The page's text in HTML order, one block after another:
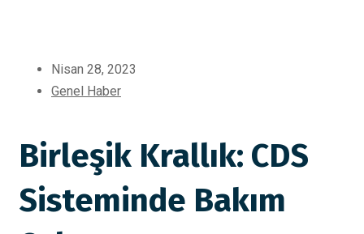
Nisan 28, 2023
Genel Haber
Birleşik Krallık: CDS
Sisteminde Bakım